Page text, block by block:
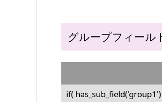
グループフィール
if(